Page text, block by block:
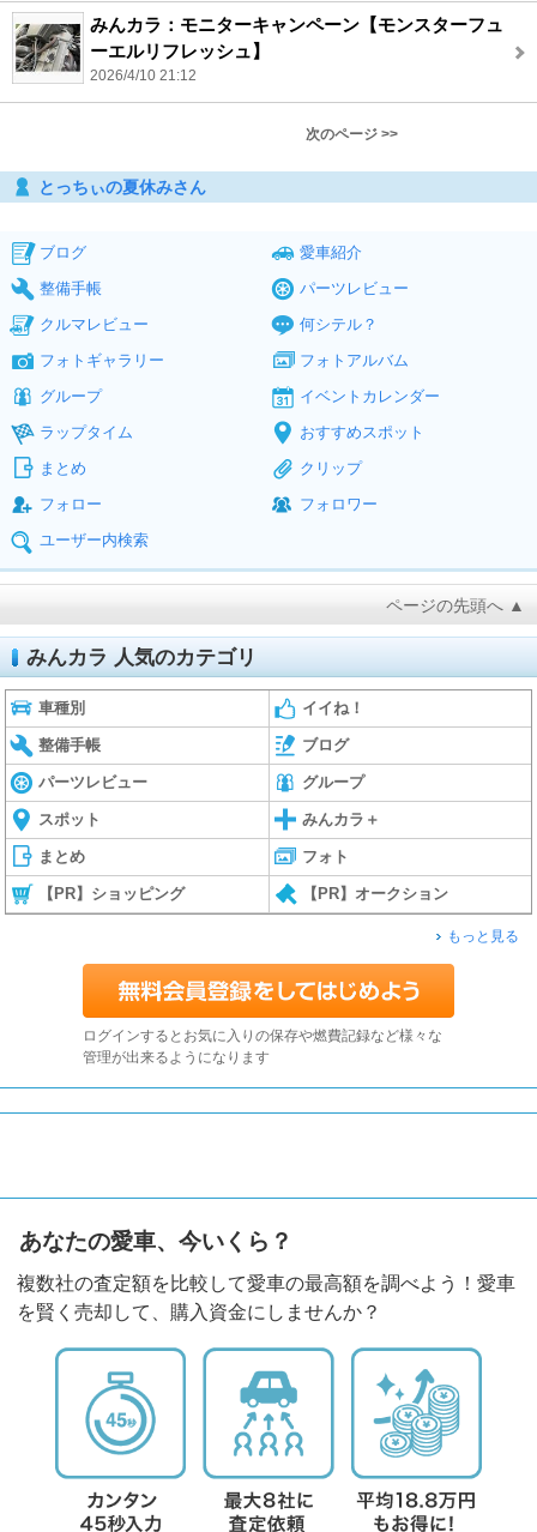
みんカラ：モニターキャンペーン【モンスターフュ
ーエルリフレッシュ】
2026/4/10 21:12
次のページ >>
とっちぃの夏休みさん
ブログ
愛車紹介
整備手帳
パーツレビュー
クルマレビュー
何シテル？
フォトギャラリー
フォトアルバム
グループ
イベントカレンダー
ラップタイム
おすすめスポット
まとめ
クリップ
フォロー
フォロワー
ユーザー内検索
ページの先頭へ ▲
みんカラ 人気のカテゴリ
車種別 イイね！
整備手帳 ブログ
パーツレビュー グループ
スポット みんカラ＋
まとめ フォト
【PR】ショッピング 【PR】オークション
もっと見る
ログインするとお気に入りの保存や燃費記録など様々な
管理が出来るようになります
あなたの愛車、今いくら？
複数社の査定額を比較して愛車の最高額を調べよう！愛車
を賢く売却して、購入資金にしませんか？